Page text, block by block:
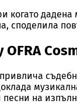
когато
споделила
OFRA
на